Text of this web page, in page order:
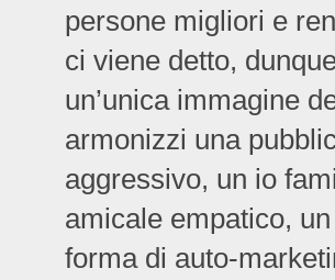
persone migliori e
ci viene detto,
un’unica immagine
armonizzi una
aggressivo, un io
amicale empatico,
forma di auto-